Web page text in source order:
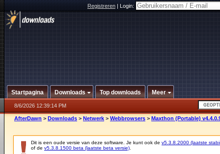
Registreren|Login:
Startpagina Downloads Top downloads Meer
8/6/2026 12:39:14 PM
AfterDawn > Downloads > Netwerk > Webbrowsers > Maxthon (Portable)
Dit is een oude versie van deze software. Je kunt ook de v5.3.8.2000 (laatste
of de v5.3.8.1500 beta (laatste beta versie)